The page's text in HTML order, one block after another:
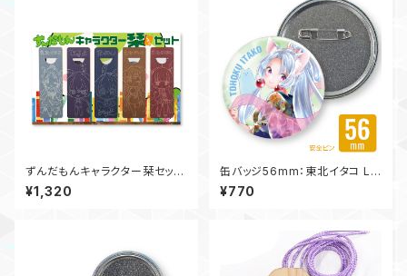
ずんだもんキャラクター栞セット
LCS-BMK-ZM02
¥1,320
缶バッジ56mm：東北イタコ LC
S-KB-AP56IT03
¥770